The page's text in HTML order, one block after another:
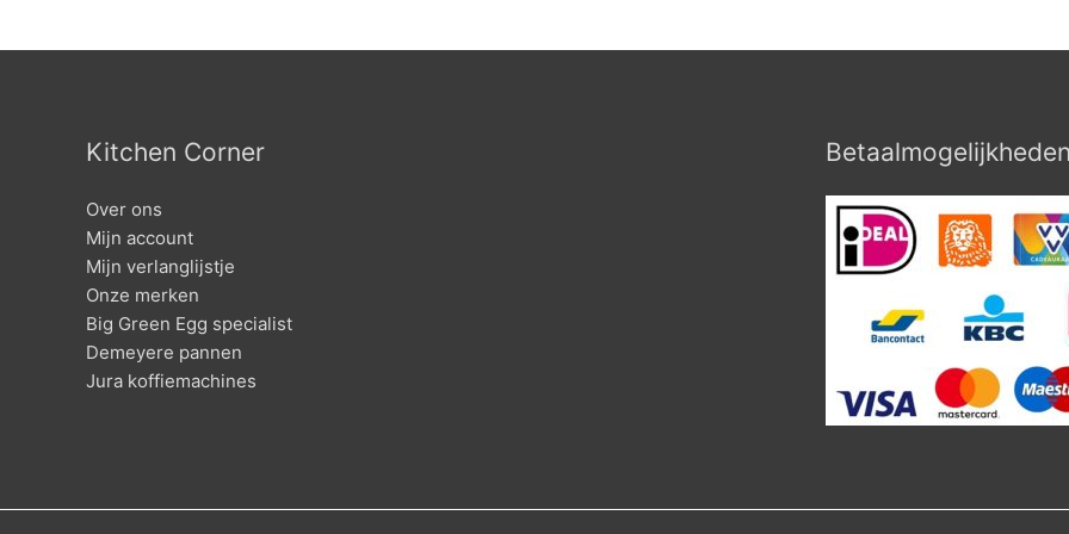
Kitchen Corner
Over ons
Mijn account
Mijn verlanglijstje
Onze merken
Big Green Egg specialist
Demeyere pannen
Jura koffiemachines